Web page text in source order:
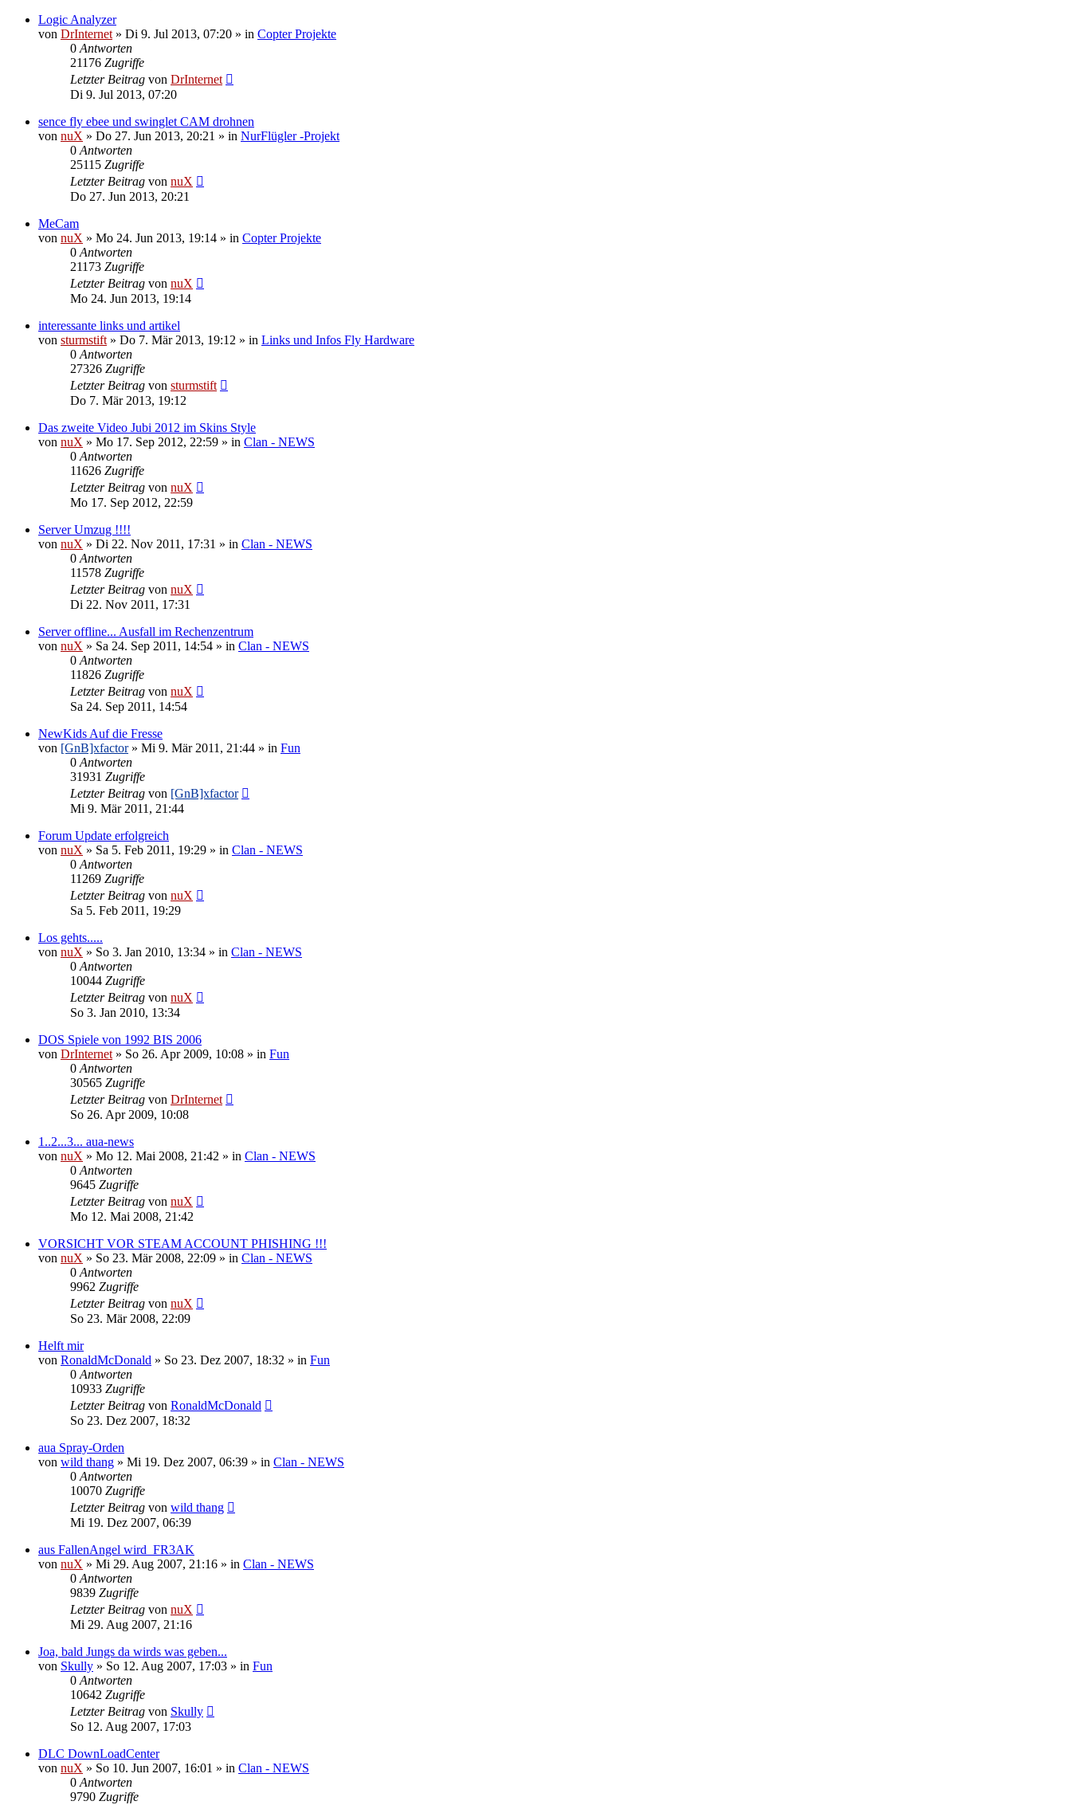
Logic Analyzer
von DrInternet » Di 9. Jul 2013, 07:20 » in Copter Projekte
0 Antworten
21176 Zugriffe
Letzter Beitrag von DrInternet
Di 9. Jul 2013, 07:20
sence fly ebee und swinglet CAM drohnen
von nuX » Do 27. Jun 2013, 20:21 » in NurFlügler -Projekt
0 Antworten
25115 Zugriffe
Letzter Beitrag von nuX
Do 27. Jun 2013, 20:21
MeCam
von nuX » Mo 24. Jun 2013, 19:14 » in Copter Projekte
0 Antworten
21173 Zugriffe
Letzter Beitrag von nuX
Mo 24. Jun 2013, 19:14
interessante links und artikel
von sturmstift » Do 7. Mär 2013, 19:12 » in Links und Infos Fly Hardware
0 Antworten
27326 Zugriffe
Letzter Beitrag von sturmstift
Do 7. Mär 2013, 19:12
Das zweite Video Jubi 2012 im Skins Style
von nuX » Mo 17. Sep 2012, 22:59 » in Clan - NEWS
0 Antworten
11626 Zugriffe
Letzter Beitrag von nuX
Mo 17. Sep 2012, 22:59
Server Umzug !!!!
von nuX » Di 22. Nov 2011, 17:31 » in Clan - NEWS
0 Antworten
11578 Zugriffe
Letzter Beitrag von nuX
Di 22. Nov 2011, 17:31
Server offline... Ausfall im Rechenzentrum
von nuX » Sa 24. Sep 2011, 14:54 » in Clan - NEWS
0 Antworten
11826 Zugriffe
Letzter Beitrag von nuX
Sa 24. Sep 2011, 14:54
NewKids Auf die Fresse
von [GnB]xfactor» Mi 9. Mär 2011, 21:44 » in Fun
0 Antworten
31931 Zugriffe
Letzter Beitrag von [GnB]xfactor
Mi 9. Mär 2011, 21:44
Forum Update erfolgreich
von nuX » Sa 5. Feb 2011, 19:29 » in Clan - NEWS
0 Antworten
11269 Zugriffe
Letzter Beitrag von nuX
Sa 5. Feb 2011, 19:29
Los gehts.....
von nuX » So 3. Jan 2010, 13:34 » in Clan - NEWS
0 Antworten
10044 Zugriffe
Letzter Beitrag von nuX
So 3. Jan 2010, 13:34
DOS Spiele von 1992 BIS 2006
von DrInternet » So 26. Apr 2009, 10:08 » in Fun
0 Antworten
30565 Zugriffe
Letzter Beitrag von DrInternet
So 26. Apr 2009, 10:08
1..2...3... aua-news
von nuX » Mo 12. Mai 2008, 21:42 » in Clan - NEWS
0 Antworten
9645 Zugriffe
Letzter Beitrag von nuX
Mo 12. Mai 2008, 21:42
VORSICHT VOR STEAM ACCOUNT PHISHING !!!
von nuX » So 23. Mär 2008, 22:09 » in Clan - NEWS
0 Antworten
9962 Zugriffe
Letzter Beitrag von nuX
So 23. Mär 2008, 22:09
Helft mir
von RonaldMcDonald » So 23. Dez 2007, 18:32 » in Fun
0 Antworten
10933 Zugriffe
Letzter Beitrag von RonaldMcDonald
So 23. Dez 2007, 18:32
aua Spray-Orden
von wild thang » Mi 19. Dez 2007, 06:39 » in Clan - NEWS
0 Antworten
10070 Zugriffe
Letzter Beitrag von wild thang
Mi 19. Dez 2007, 06:39
aus FallenAngel wird FR3AK
von nuX » Mi 29. Aug 2007, 21:16 » in Clan - NEWS
0 Antworten
9839 Zugriffe
Letzter Beitrag von nuX
Mi 29. Aug 2007, 21:16
Joa, bald Jungs da wirds was geben...
von Skully » So 12. Aug 2007, 17:03 » in Fun
0 Antworten
10642 Zugriffe
Letzter Beitrag von Skully
So 12. Aug 2007, 17:03
DLC DownLoadCenter
von nuX » So 10. Jun 2007, 16:01 » in Clan - NEWS
0 Antworten
9790 Zugriffe